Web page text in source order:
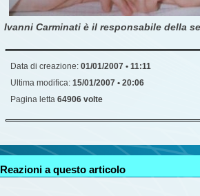
Ivanni Carminati è il responsabile della
Data di creazione: 01/01/2007 • 11:11
Ultima modifica: 15/01/2007 • 20:06
Pagina letta 64906 volte
Reazioni a questo articolo